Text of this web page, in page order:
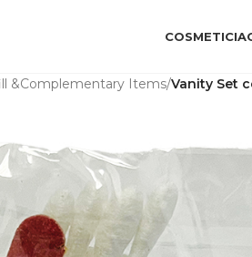
COSMETICI
&Complementary Items/Vanity Set